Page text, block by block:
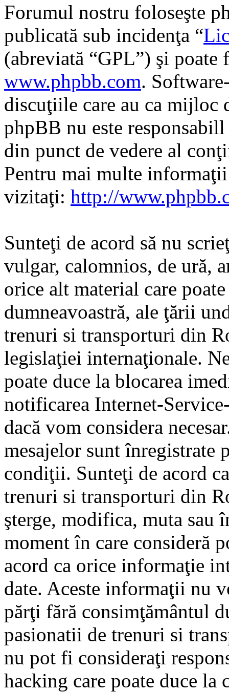
Forumul nostru foloseşte
publicată sub incidenţa “
(abreviată “GPL”) şi poate
www.phpbb.com.
discuţiile care au ca mijloc
phpBB nu este
din punct de vedere al
Pentru mai multe
vizitaţi: http://
Sunteţi de acord să nu
vulgar, calomnios, de ură,
orice alt material care
dumneavoastră, ale ţării
trenuri si transporturi din
legislaţiei internaţionale.
poate duce la blocarea
notificarea Internet-
dacă vom considera
mesajelor sunt înregistrate
condiţii. Sunteţi de acord
trenuri si transporturi din
şterge, modifica, muta sau
moment în care consideră
acord ca orice informaţie
date. Aceste informaţii nu
părţi fără consimţământul
pasionatii de trenuri si
nu pot fi consideraţi
hacking care poate duce la